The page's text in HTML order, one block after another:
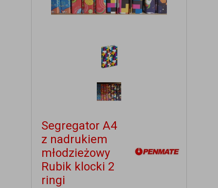
Segregator A4
z nadrukiem
młodzieżowy
Rubik klocki 2
ringi